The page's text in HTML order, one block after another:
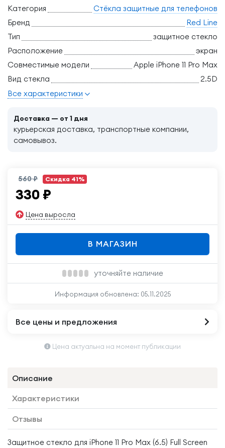
Категория
Стёкла защитные для телефонов
Бренд
Red Line
Тип
защитное стекло
Расположение
экран
Совместимые модели
Apple iPhone 11 Pro Max
Вид стекла
2.5D
Все характеристики
Доставка — от 1 дня
курьерская доставка, транспортные компании,
самовывоз.
560 ₽ Скидка 41%
330 ₽
Цена выросла
В МАГАЗИН
уточняйте наличие
Информация обновлена: 05.11.2025
Все цены и предложения
Цена актуальна на момент публикации
Описание
Характеристики
Отзывы
Защитное стекло для iPhone 11 Pro Max (6.5) Full Screen